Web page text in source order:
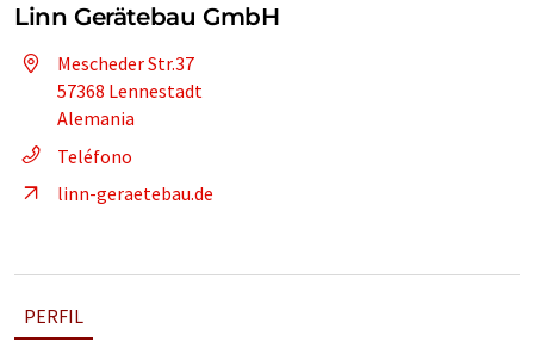
Linn Gerätebau GmbH
Mescheder Str.37
57368 Lennestadt
Alemania
Teléfono
linn-geraetebau.de
PERFIL